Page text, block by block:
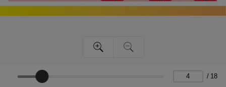
/ 18